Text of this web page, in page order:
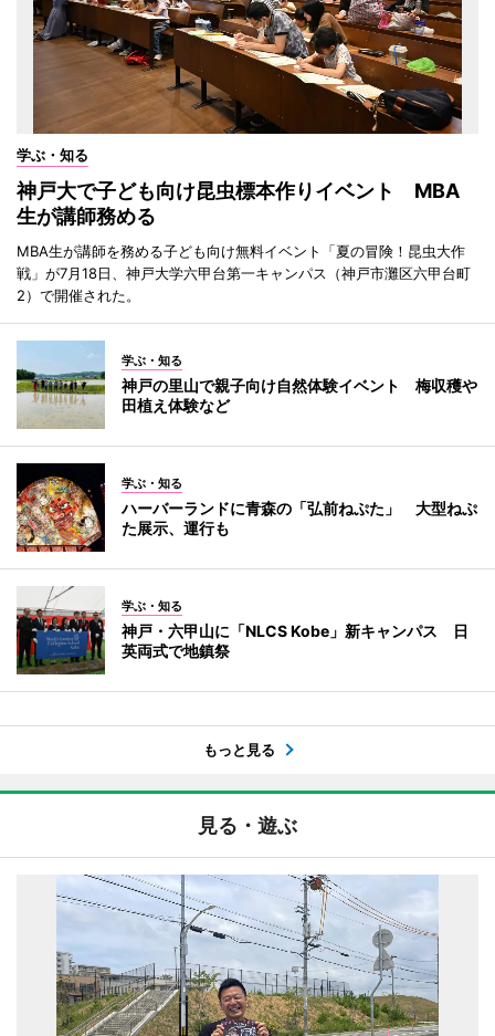
学ぶ・知る
神戸大で子ども向け昆虫標本作りイベント MBA
生が講師務める
MBA生が講師を務める子ども向け無料イベント「夏の冒険！昆虫大作
戦」が7月18日、神戸大学六甲台第一キャンパス（神戸市灘区六甲台町
2）で開催された。
学ぶ・知る
神戸の里山で親子向け自然体験イベント 梅収穫や
田植え体験など
学ぶ・知る
ハーバーランドに青森の「弘前ねぷた」 大型ねぷ
た展示、運行も
学ぶ・知る
神戸・六甲山に「NLCS Kobe」新キャンパス 日
英両式で地鎮祭
もっと見る
見る・遊ぶ